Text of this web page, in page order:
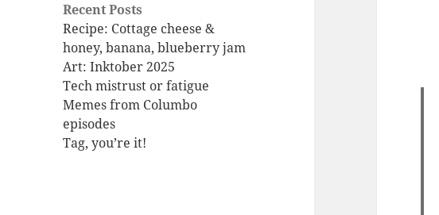
Recent Posts
Recipe: Cottage cheese &
honey, banana, blueberry jam
Art: Inktober 2025
Tech mistrust or fatigue
Memes from Columbo
episodes
Tag, you’re it!